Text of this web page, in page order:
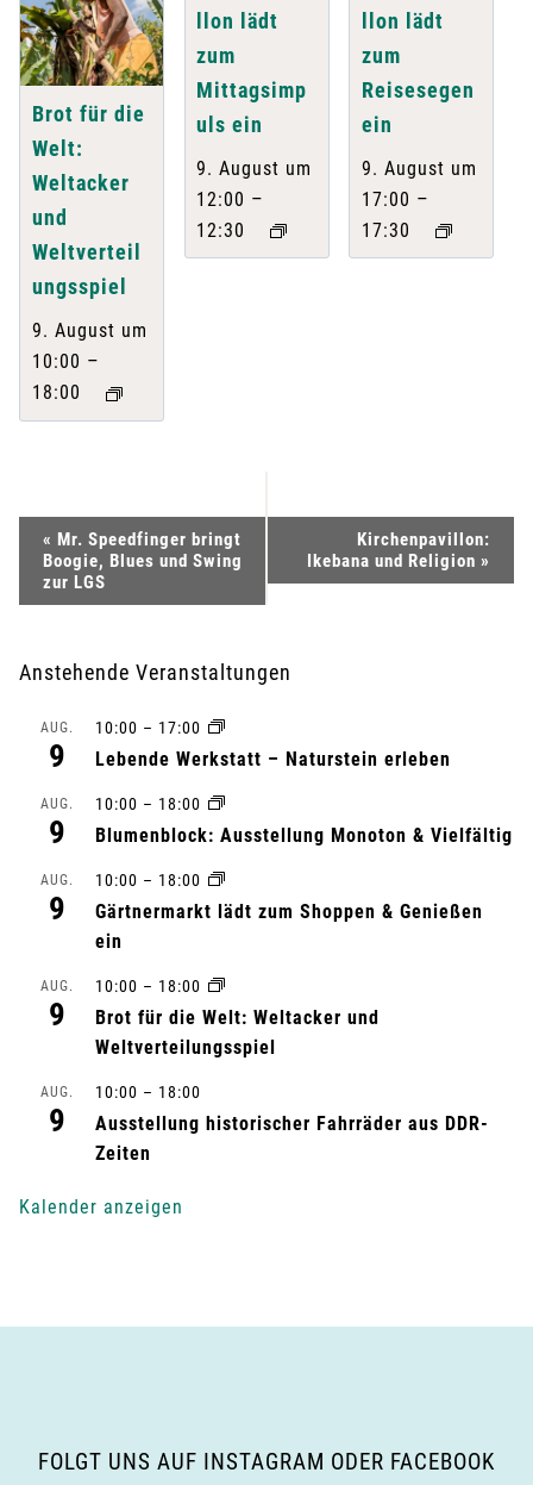
Brot für die
Welt:
Weltacker
und
Weltverteil
ungsspiel
9. August um
10:00 –
18:00
llon lädt
zum
Mittagsimp
uls ein
9. August um
12:00 –
12:30
llon lädt
zum
Reisesegen
ein
9. August um
17:00 –
17:30
a
-
« Mr. Speedfinger bringt
Boogie, Blues und Swing
zur LGS
Kirchenpavillon:
Ikebana und Religion »
Anstehende Veranstaltungen
AUG.
9
10:00 – 17:00
Lebende Werkstatt – Naturstein erleben
AUG.
9
10:00 – 18:00
Blumenblock: Ausstellung Monoton & Vielfältig
AUG.
9
10:00 – 18:00
Gärtnermarkt lädt zum Shoppen & Genießen
ein
AUG.
9
10:00 – 18:00
Brot für die Welt: Weltacker und
Weltverteilungsspiel
AUG.
9
10:00 – 18:00
Ausstellung historischer Fahrräder aus DDR-
Zeiten
Kalender anzeigen
FOLGT UNS AUF INSTAGRAM ODER FACEBOOK